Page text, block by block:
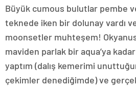
Büyük cumous bulutlar pembe
teknede iken bir dolunay vardı
moonsetler muhteşem!
maviden parlak bir aqua’ya
yaptım (dalış kemerimi
çekimler denediğimde) ve